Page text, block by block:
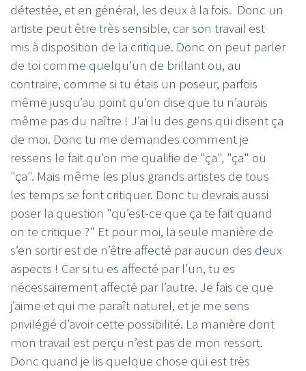
détestée, et en général, les deux à la fois. Donc un
artiste peut être très sensible, car son travail est
mis à disposition de la critique. Donc on peut parler
de toi comme quelqu’un de brillant ou, au
contraire, comme si tu étais un poseur, parfois
même jusqu’au point qu’on dise que tu n’aurais
même pas du naître ! J’ai lu des gens qui disent ça
de moi. Donc tu me demandes comment je
ressens le fait qu’on me qualifie de "ça", "ça" ou
"ça". Mais même les plus grands artistes de tous
les temps se font critiquer. Donc tu devrais aussi
poser la question "qu’est-ce que ça te fait quand
on te critique ?" Et pour moi, la seule manière de
s’en sortir est de n’être affecté par aucun des deux
aspects ! Car si tu es affecté par l’un, tu es
nécessairement affecté par l’autre. Je fais ce que
j’aime et qui me paraît naturel, et je me sens
privilégié d’avoir cette possibilité. La manière dont
mon travail est perçu n’est pas de mon ressort.
Donc quand je lis quelque chose qui est très